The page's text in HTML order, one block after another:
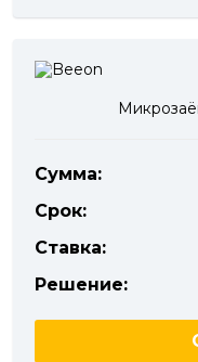
Сумма:
Срок:
Ставка:
Решение: